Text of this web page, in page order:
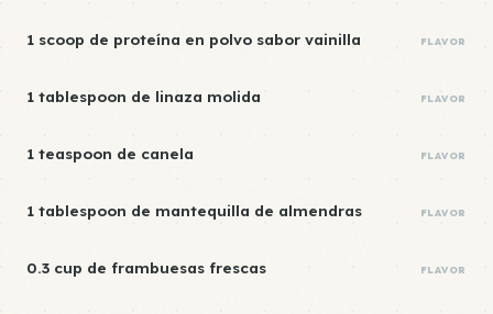
1 scoop de proteína en polvo sabor vainilla FLAVOR
1 tablespoon de linaza molida FLAVOR
1 teaspoon de canela FLAVOR
1 tablespoon de mantequilla de almendras FLAVOR
0.3 cup de frambuesas frescas FLAVOR